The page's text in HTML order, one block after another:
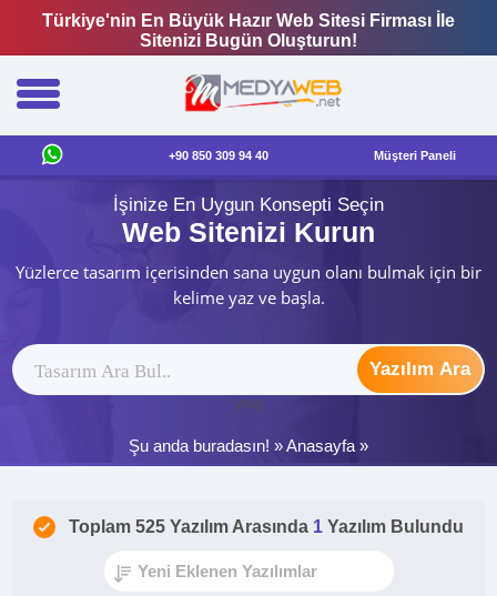
Türkiye'nin En Büyük Hazır Web Sitesi Firması İle
Sitenizi Bugün Oluşturun!
+90 850 309 94 40 Müşteri Paneli
İşinize En Uygun Konsepti Seçin
Web Sitenizi Kurun
Yüzlerce tasarım içerisinden sana uygun olanı bulmak için bir
kelime yaz ve başla.
Yazılım Ara
ytag
Şu anda buradasın! »Anasayfa »
Toplam 525 Yazılım Arasında 1 Yazılım Bulundu